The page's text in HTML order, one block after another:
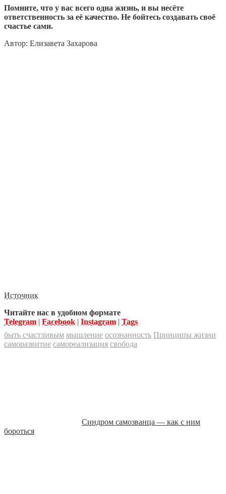
Помните, что у вас всего одна жизнь, и вы несёте
ответственность за её качество. Не бойтесь создавать своё
счастье сами.
Автор: Елизавета Захарова
Источник
Читайте нас в удобном формате
Telegram | Facebook | Instagram | Tags
быть счастливым мышление осознанность Принципы жизни
саморазвитие самореализация свобода
Синдром самозванца — как с ним
бороться